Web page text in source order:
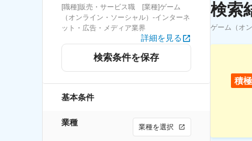
求人特集から探す パー
[職種]販売・サービス職 [業種]ゲーム
（オンライン・ソーシャル）-インターネ
ット・広告・メディア業界
詳細を見る
検索条件を保存
基本条件
業種 業種を選択
検索
ゲーム（オ
積